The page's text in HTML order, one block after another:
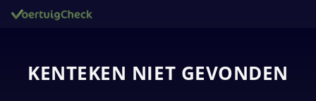
KENTEKEN NIET GEVONDEN